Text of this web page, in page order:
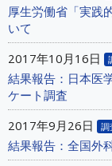
厚生労働省「実践
いて
2017年10月16日
結果報告：日本医
ケート調査
2017年9月26日
調
結果報告：全国外